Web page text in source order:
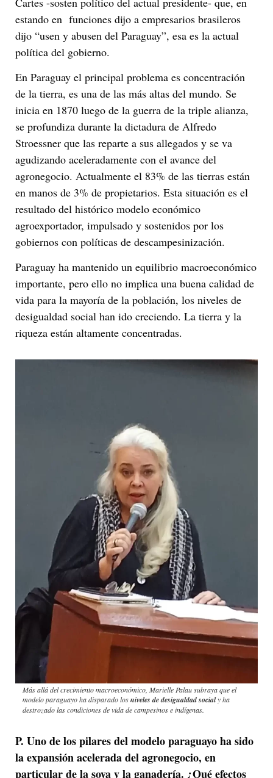
estando en funciones dijo a empresarios brasileros
dijo “usen y abusen del Paraguay”, esa es la actual
política del gobierno.
En Paraguay el principal problema es concentración
de la tierra, es una de las más altas del mundo. Se
inicia en 1870 luego de la guerra de la triple alianza,
se profundiza durante la dictadura de Alfredo
Stroessner que las reparte a sus allegados y se va
agudizando aceleradamente con el avance del
agronegocio. Actualmente el 83% de las tierras están
en manos de 3% de propietarios. Esta situación es el
resultado del histórico modelo económico
agroexportador, impulsado y sostenidos por los
gobiernos con políticas de descampesinización.
Paraguay ha mantenido un equilibrio macroeconómico
importante, pero ello no implica una buena calidad de
vida para la mayoría de la población, los niveles de
desigualdad social han ido creciendo. La tierra y la
riqueza están altamente concentradas.
Más allá del crecimiento macroeconómico, Marielle Palau subraya que el
modelo paraguayo ha disparado losniveles de desigualdad socialy ha
destrozado las condiciones de vida de campesinos e indígenas.
P. Uno de los pilares del modelo paraguayo ha sido
la expansión acelerada del agronegocio, en
particular de la soya y la ganadería. ¿Qué efectos